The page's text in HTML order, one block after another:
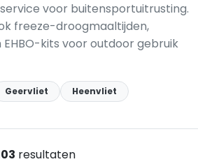
voor buitensportuitrusting.
freeze-droogmaaltijden,
kits voor outdoor gebruik
Geervliet
Heenvliet
resultaten